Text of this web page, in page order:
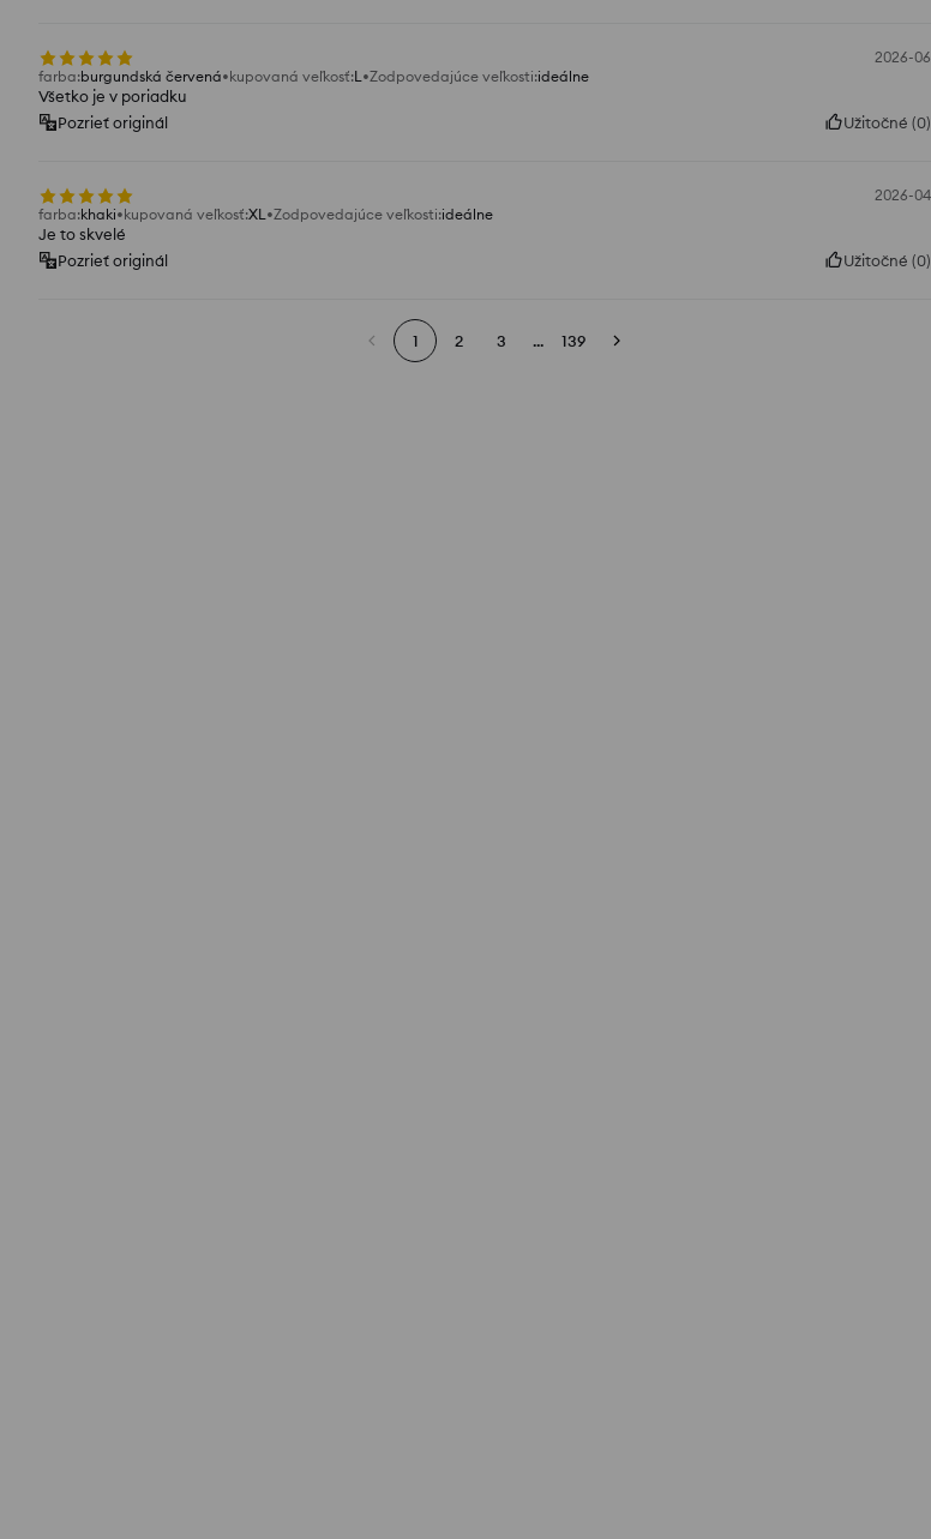
2026-
farba:burgundská červená kupovaná veľkosť:L Zodpovedajúce veľkosti:ideálne
Všetko je v poriadku
Pozrieť originál
Užitočné (0)
2026-
farba:khaki kupovaná veľkosť:XL Zodpovedajúce veľkosti:ideálne
Je to skvelé
Pozrieť originál
Užitočné (0)
1 2 3 ... 139